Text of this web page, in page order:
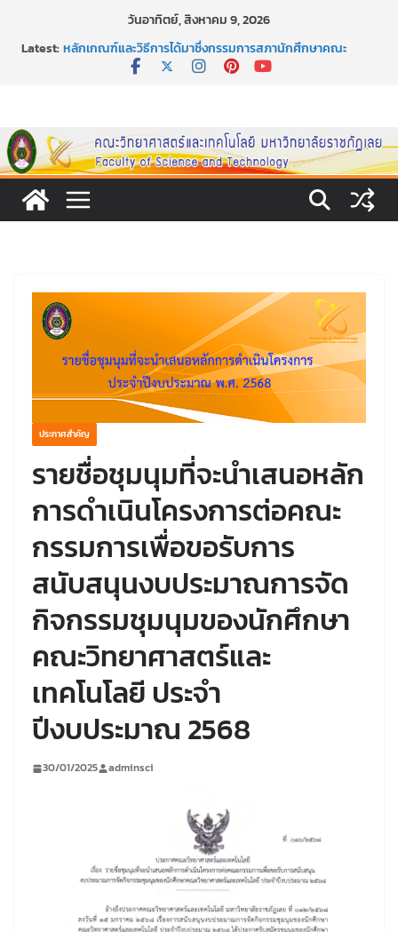
วันอาทิตย์, สิงหาคม 9, 2026
Latest:หลักเกณฑ์และวิธีการได้มาซึ่งกรรมการสภานักศึกษาคณะ
วิทยาศาสตร์และเทคโนโลยี ภาคปกติ ประจำปีการศึกษา 2569
เหล้า” ประจำปี พ.ศ. 2569
ประกาศสัปดาห์วิทยาศาสตร์แห่งชาติ ประจำปี 2569
กิจกรรมการให้บริการคำปรึกษาและการมีส่วนร่วมในการดำเนิน
งานของคณะวิทยาศาสตร์และเทคโนโลยี
ประกาศสำคัญ
รายชื่อชุมนุมที่จะนำเสนอหลัก
การดำเนินโครงการต่อคณะ
กรรมการเพื่อขอรับการ
สนับสนุนงบประมาณการจัด
กิจกรรมชุมนุมของนักศึกษา
คณะวิทยาศาสตร์และ
เทคโนโลยี ประจำ
ปีงบประมาณ 2568
30/01/2025 adminsci